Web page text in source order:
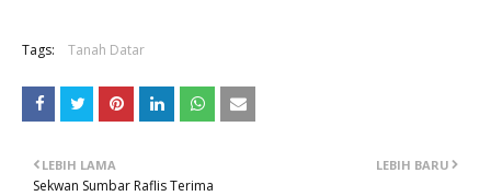
Tags: Tanah Datar
LEBIH BARU
LEBIH LAMA
Sekwan Sumbar Raflis Terima